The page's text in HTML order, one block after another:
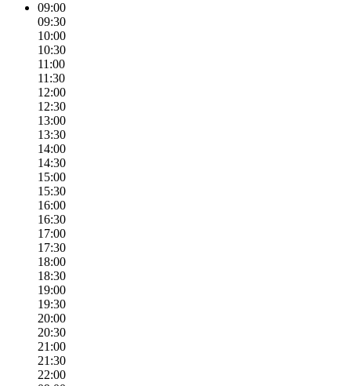
09:00
09:30
10:00
10:30
11:00
11:30
12:00
12:30
13:00
13:30
14:00
14:30
15:00
15:30
16:00
16:30
17:00
17:30
18:00
18:30
19:00
19:30
20:00
20:30
21:00
21:30
22:00